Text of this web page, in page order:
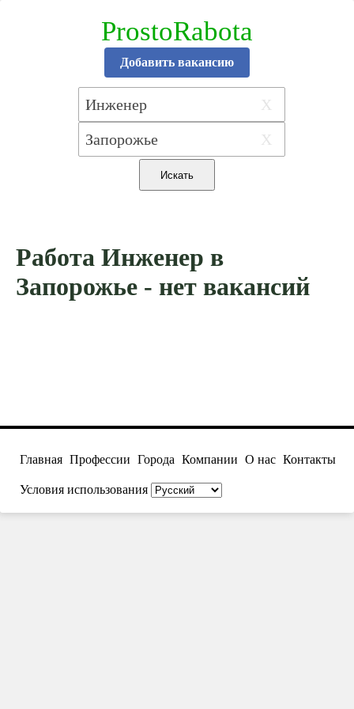
ProstoRabota
Добавить вакансию
X
X
Работа Инженер в
Запорожье - нет вакансий
Главная Профессии Города Компании О нас Контакты
Условия использования